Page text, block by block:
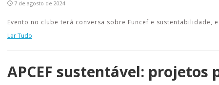
7 de agosto de 2024
Evento no clube terá conversa sobre Funcef e sustentabilidade,
Ler Tudo
APCEF sustentável: